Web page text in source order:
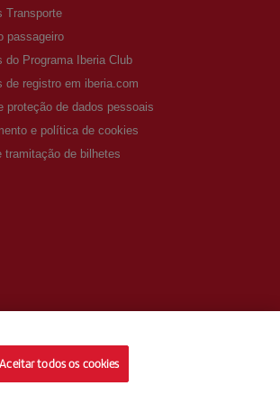
Transporte
passageiro
do Programa Iberia Club
de registro em iberia.com
proteção de dados pessoais
e política de cookies
tramitação de bilhetes
Aceitar todos os cookies